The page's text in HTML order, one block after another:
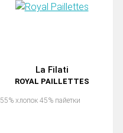
La Filati
ROYAL PAILLETTES
55% хлопок 45% пайетки